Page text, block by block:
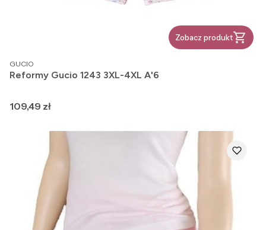
Zobacz produkt
PRODUCENT
GUCIO
Reformy Gucio 1243 3XL-4XL A'6
Cena
109,49 zł